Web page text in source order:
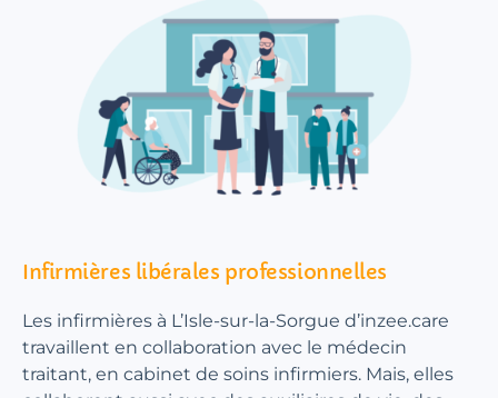
Infirmières libérales professionnelles
Les infirmières à L’Isle-sur-la-Sorgue d’inzee.care
travaillent en collaboration avec le médecin
traitant, en cabinet de soins infirmiers. Mais, elles